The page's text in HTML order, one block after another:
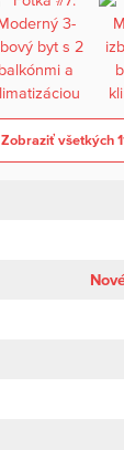
Zobraziť všetkých